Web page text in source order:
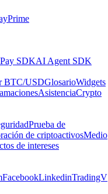
Prime
Pay SDKAI Agent SDK
BTC/USDGlosarioWidgets
AsistenciaCrypto
Prueba de
de criptoactivosMedio
de intereses
FacebookLinkedinTradingV